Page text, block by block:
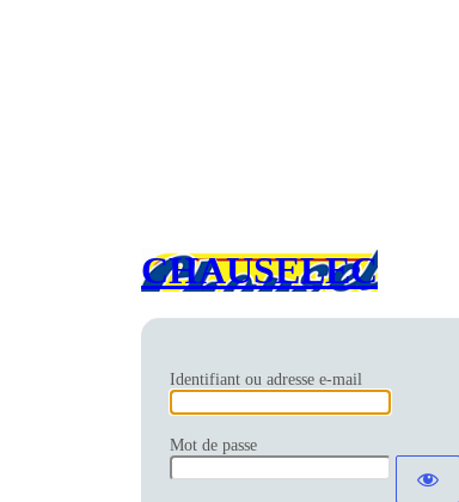
CHAUSELEC
Identifiant ou adresse e-mail
Mot de passe